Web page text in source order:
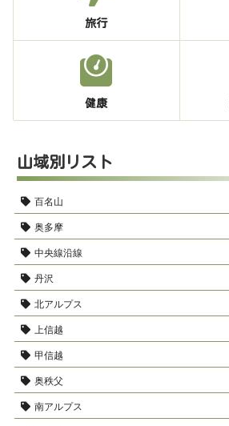
旅行
健康
山域別リスト
百名山
奥多摩
中央線沿線
丹沢
北アルプス
上信越
甲信越
奥秩父
南アルプス